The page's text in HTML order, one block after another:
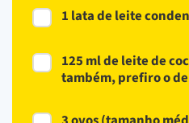
1 lata de leite
125 ml de leite de
também, prefiro o